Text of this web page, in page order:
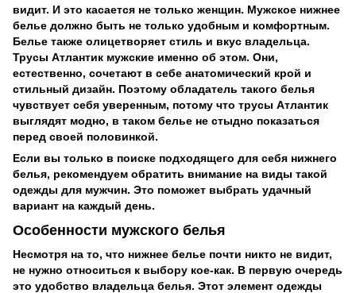
видит. И это касается не только женщин. Мужское нижнее
белье должно быть не только удобным и комфортным.
Белье также олицетворяет стиль и вкус владельца.
Трусы Атлантик мужские именно об этом. Они,
естественно, сочетают в себе анатомический крой и
стильный дизайн. Поэтому обладатель такого белья
чувствует себя уверенным, потому что трусы Атлантик
выглядят модно, в таком белье не стыдно показаться
перед своей половинкой.
Если вы только в поиске подходящего для себя нижнего
белья, рекомендуем обратить внимание на виды такой
одежды для мужчин. Это поможет выбрать удачный
вариант на каждый день.
Особенности мужского белья
Несмотря на то, что нижнее белье почти никто не видит,
не нужно относиться к выбору кое-как. В первую очередь
это удобство владельца белья. Этот элемент одежды